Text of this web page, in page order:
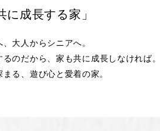
に成長する家」
大人からシニアへ。
のだから、 家も共に成長しなければ
る、遊び心と愛着の家。